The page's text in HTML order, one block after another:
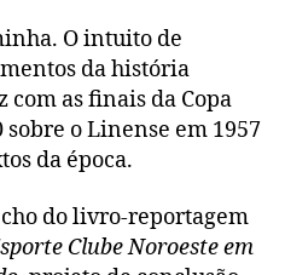
O intuito de
da história
com as finais da Copa
sobre o Linense em 1957
da época.
do livro-reportagem
Clube Noroeste em